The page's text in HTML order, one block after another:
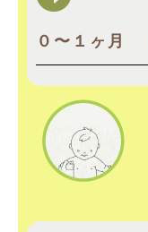
０〜１ヶ月